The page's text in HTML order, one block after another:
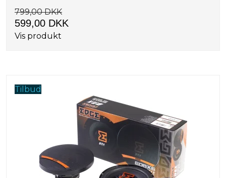
799,00 DKK
599,00 DKK
Vis produkt
Tilbud